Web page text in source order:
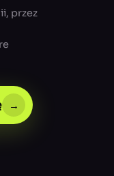
przez
→